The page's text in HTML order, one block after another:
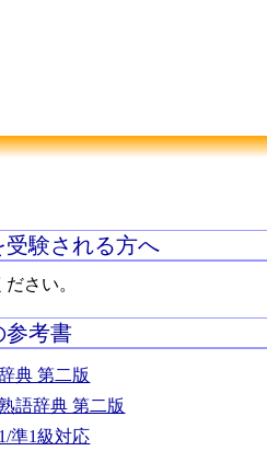
受験される方へ
さい。
参考書
典 第二版
語辞典 第二版
準1級対応